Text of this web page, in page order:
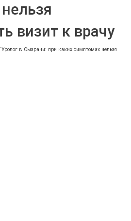
визит к врачу
Уролог в Сызрани: при каких симптомах нельзя